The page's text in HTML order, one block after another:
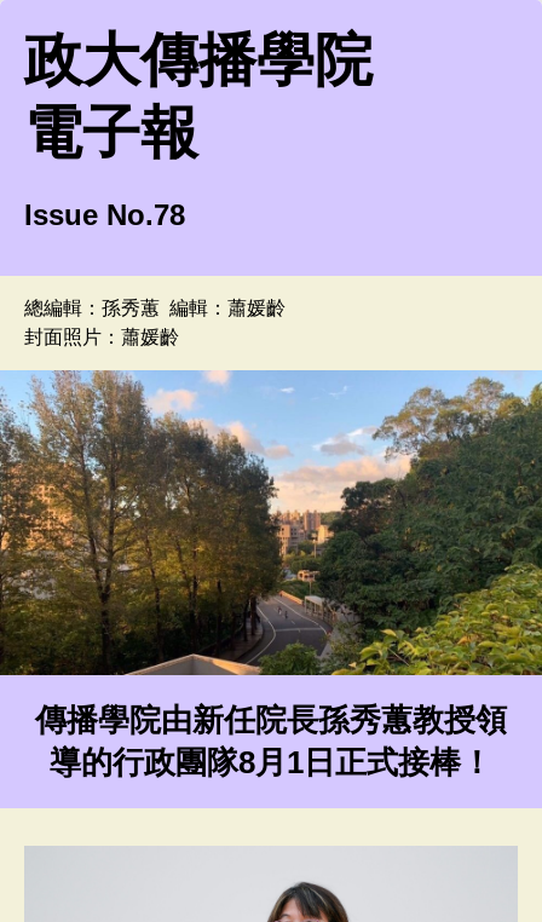
政大傳播學院
電子報
Issue No.78
總編輯：孫秀蕙 編輯：蕭媛齡
封面照片：蕭媛齡
傳播學院由新任院長孫秀蕙教授領
導的行政團隊8月1日正式接棒！